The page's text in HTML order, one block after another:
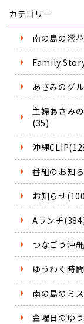
カテゴリー
南の島の澪
Family
あさみのグ
主婦あさみ
(35)
沖縄
番組のお知
お知らせ
Aランチ
つなごう沖
ゆうわく時
南の島のミ
金曜日のゆ